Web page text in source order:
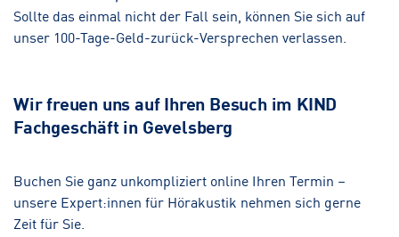
Sollte das einmal nicht der Fall sein, können Sie sich auf
unser 100-Tage-Geld-zurück-Versprechen verlassen.
Wir freuen uns auf Ihren Besuch im KIND
Fachgeschäft in Gevelsberg
Buchen Sie ganz unkompliziert online Ihren Termin –
unsere Expert:innen für Hörakustik nehmen sich gerne
Zeit für Sie.